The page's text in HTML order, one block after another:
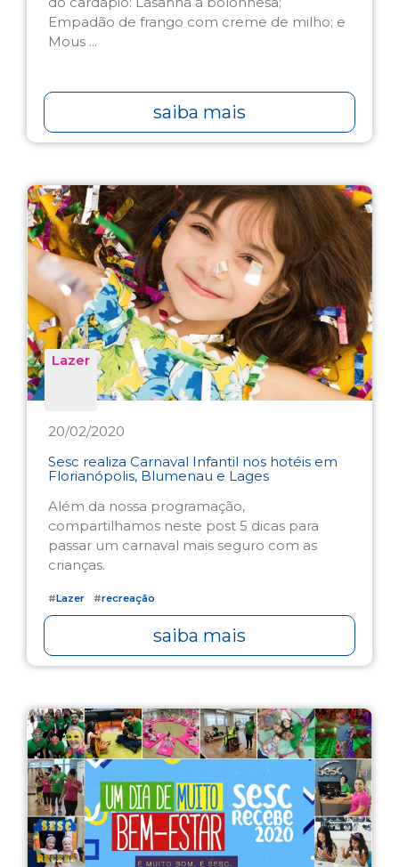
Empadão de frango com creme de milho; e
Mous ...
saiba mais
Lazer
20/02/2020
Sesc realiza Carnaval Infantil nos hotéis em
Florianópolis, Blumenau e Lages
Além da nossa programação,
compartilhamos neste post 5 dicas para
passar um carnaval mais seguro com as
crianças.
#Lazer #recreação
saiba mais